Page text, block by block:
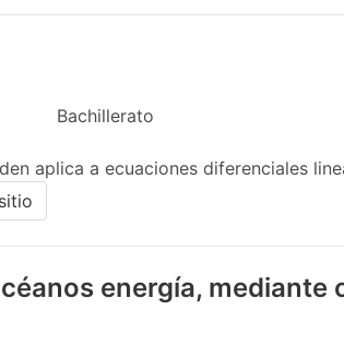
Bachillerato
aplica a ecuaciones diferenciales
energía, mediante